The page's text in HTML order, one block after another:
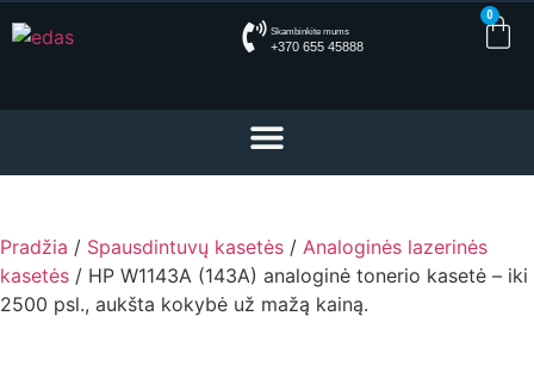
Skambinkite mums
+370 655 45888
0
Pradžia / Spausdintuvų kasetės / Analoginės lazerinės
kasetės / HP W1143A (143A) analoginė tonerio kasetė – iki
2500 psl., aukšta kokybė už mažą kainą.